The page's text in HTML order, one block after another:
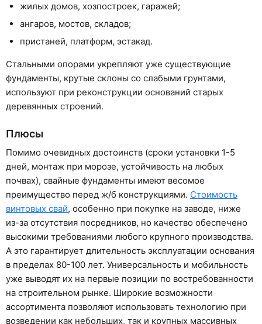
жилых домов, хозпостроек, гаражей;
ангаров, мостов, складов;
пристаней, платформ, эстакад.
Стальными опорами укрепляют уже существующие
фундаменты, крутые склоны со слабыми грунтами,
используют при реконструкции оснований старых
деревянных строений.
Плюсы
Помимо очевидных достоинств (сроки установки 1-5
дней, монтаж при морозе, устойчивость на любых
почвах), свайные фундаменты имеют весомое
преимущество перед ж/б конструкциями. Стоимость
винтовых свай, особенно при покупке на заводе, ниже
из-за отсутствия посредников, но качество обеспечено
высокими требованиями любого крупного производства.
А это гарантирует длительность эксплуатации основания
в пределах 80-100 лет. Универсальность и мобильность
уже выводят их на первые позиции по востребованности
на строительном рынке. Широкие возможности
ассортимента позволяют использовать технологию при
возведении как небольших, так и крупных массивных